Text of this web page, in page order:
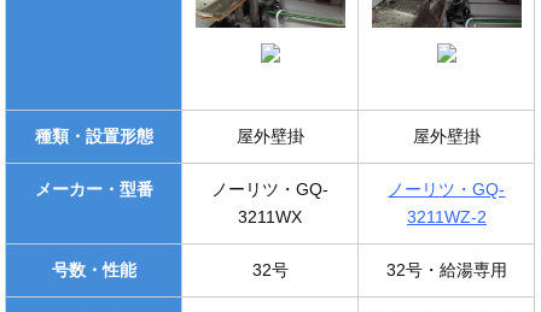
種類・設置形態 屋外壁掛 屋外壁掛
メーカー・型番
ノーリツ・GQ-
3211WX
ノーリツ・GQ-
3211WZ-2
号数・性能 32号 32号・給湯専用